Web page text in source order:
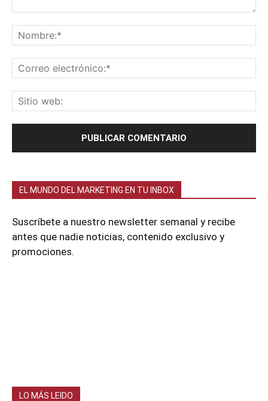
EL MUNDO DEL MARKETING EN TU INBOX
Suscríbete a nuestro newsletter semanal y recibe
antes que nadie noticias, contenido exclusivo y
promociones.
LO MÁS LEIDO